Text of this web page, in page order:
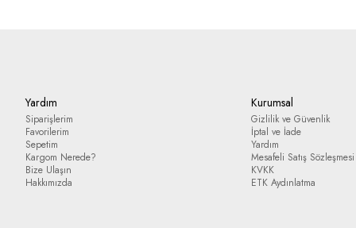
Yardım
Siparişlerim
Favorilerim
Sepetim
Kargom Nerede?
Bize Ulaşın
Hakkımızda
Kurumsal
Gizlilik ve Güvenlik
İptal ve İade
Yardım
Mesafeli Satış Sözleşmesi
KVKK
ETK Aydınlatma